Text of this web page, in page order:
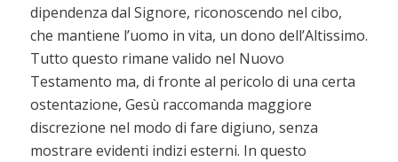
dipendenza dal Signore, riconoscendo nel cibo,
che mantiene l’uomo in vita, un dono dell’Altissimo.
Tutto questo rimane valido nel Nuovo
Testamento ma, di fronte al pericolo di una certa
ostentazione, Gesù raccomanda maggiore
discrezione nel modo di fare digiuno, senza
mostrare evidenti indizi esterni. In questo